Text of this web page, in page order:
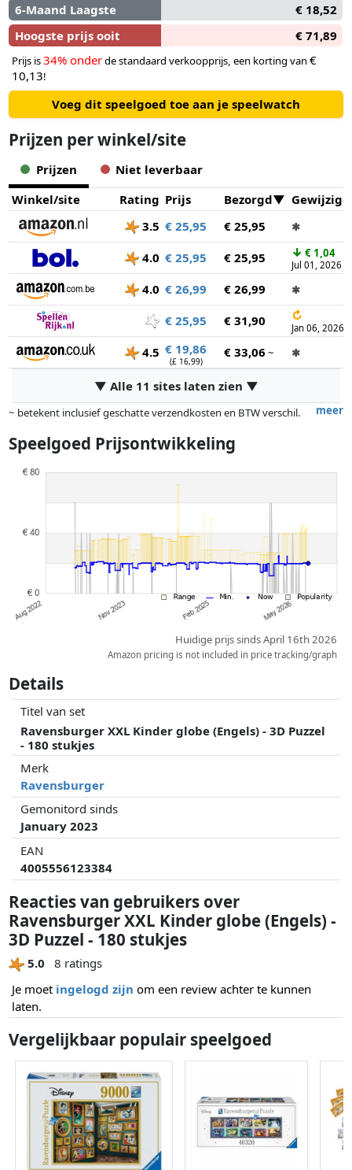
6-Maand Laagste
€ 18,52
Hoogste prijs ooit
€ 71,89
Prijs is34% onderde standaard verkoopprijs, een korting van €
10,13!
Voeg dit speelgoed toe aan je speelwatch
Prijzen per winkel/site
Prijzen
Niet leverbaar
Winkel/site
Rating Prijs Bezorgd
Gewijzigd
3.5 € 25,95 € 25,95 ✱
4.0 € 25,95 € 25,95 ↓ € 1,04
Jul 01, 2026
4.0 € 26,99 € 26,99 ✱
€ 25,95 € 31,90 ↻
Jan 06, 2026
4.5 € 19,86
(£ 16,99)
€ 33,06 ~ ✱
▼ Alle 11 sites laten zien ▼
meer
~ betekent inclusief geschatte verzendkosten en BTW verschil.
gewicht.
controle. Volgorde is puur op basis van prijs, vergoedingen door
partners hebben hier geen enkele invoed op. Alleen bij gelijke prijzen
kunnen historische prestaties de volgorde beïnvloeden.
Speelgoed Prijsontwikkeling
Huidige prijs sinds April 16th 2026
Amazon pricing is not included in price tracking/graph
Details
Titel van set
Ravensburger XXL Kinder globe (Engels) - 3D Puzzel
- 180 stukjes
Merk
Ravensburger
Gemonitord sinds
January 2023
EAN
4005556123384
Reacties van gebruikers over
Ravensburger XXL Kinder globe (Engels) -
3D Puzzel - 180 stukjes
5.0
8 ratings
Je moet ingelogd zijn om een review achter te kunnen
laten.
Vergelijkbaar populair speelgoed